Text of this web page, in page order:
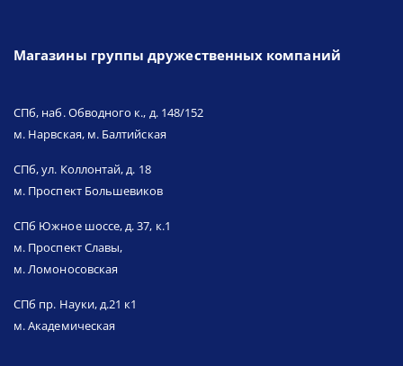
Магазины группы дружественных компаний
СПб, наб. Обводного к., д. 148/152
м. Нарвская, м. Балтийская
СПб, ул. Коллонтай, д. 18
м. Проспект Большевиков
СПб Южное шоссе, д. 37, к.1
м. Проспект Славы,
м. Ломоносовская
СПб пр. Науки, д.21 к1
м. Академическая